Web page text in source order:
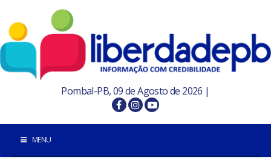
Pombal-PB, 09 de Agosto de 2026 |
MENU